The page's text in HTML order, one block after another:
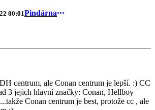
00:01Pindárna
centrum, ale Conan centrum je lepší. :) CC
3 jejich hlavní značky: Conan, Hellboy
Conan centrum je best, protože cc , ale